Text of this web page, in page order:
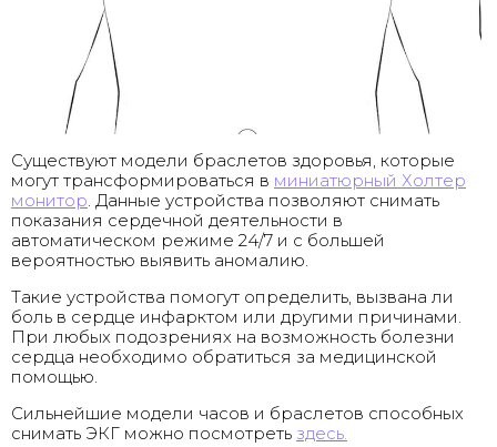
Существуют модели браслетов здоровья, которые
могут трансформироваться в миниатюрный Холтер
монитор . Данные устройства позволяют снимать
показания сердечной деятельности в
автоматическом режиме 24/7 и с большей
вероятностью выявить аномалию.
Такие устройства помогут определить, вызвана ли
боль в сердце инфарктом или другими причинами.
При любых подозрениях на возможность болезни
сердца необходимо обратиться за медицинской
помощью.
Сильнейшие модели часов и браслетов способных
снимать ЭКГ можно посмотреть здесь.